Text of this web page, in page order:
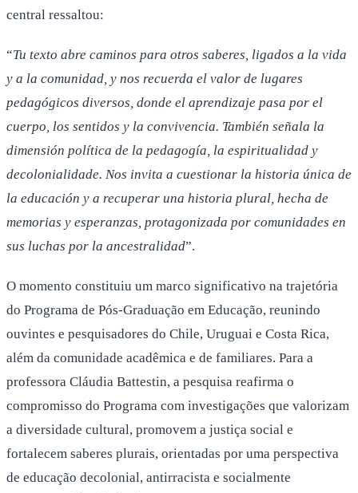
central ressaltou:
“Tu texto abre caminos para otros saberes, ligados a la vida
y a la comunidad, y nos recuerda el valor de lugares
pedagógicos diversos, donde el aprendizaje pasa por el
cuerpo, los sentidos y la convivencia. También señala la
dimensión política de la pedagogía, la espiritualidad y
decolonialidade. Nos invita a cuestionar la historia única de
la educación y a recuperar una historia plural, hecha de
memorias y esperanzas, protagonizada por comunidades en
sus luchas por la ancestralidad”.
O momento constituiu um marco significativo na trajetória
do Programa de Pós-Graduação em Educação, reunindo
ouvintes e pesquisadores do Chile, Uruguai e Costa Rica,
além da comunidade acadêmica e de familiares. Para a
professora Cláudia Battestin, a pesquisa reafirma o
compromisso do Programa com investigações que valorizam
a diversidade cultural, promovem a justiça social e
fortalecem saberes plurais, orientadas por uma perspectiva
de educação decolonial, antirracista e socialmente